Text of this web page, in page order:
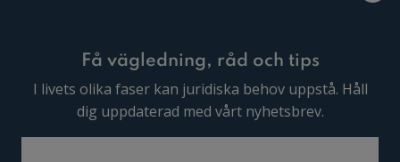
Få vägledning, råd och tips
I livets olika faser kan juridiska behov uppstå. Håll
dig uppdaterad med vårt nyhetsbrev.